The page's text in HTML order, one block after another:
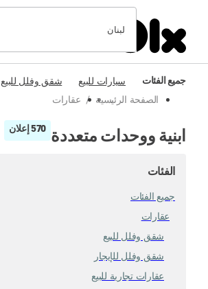
لبنان
جميع الفئات سيارات للبيع شقق وفلل للبيع
الصفحة الرئيسية / عقارات
ابنية ووحدات متعددة 570 إعلان
الفئات
جميع الفئات
عقارات
شقق وفلل للبيع
شقق وفلل للإيجار
عقارات تجارية للبيع